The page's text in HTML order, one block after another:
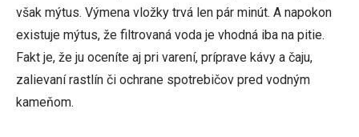
však mýtus. Výmena vložky trvá len pár minút. A napokon
existuje mýtus, že filtrovaná voda je vhodná iba na pitie.
Fakt je, že ju oceníte aj pri varení, príprave kávy a čaju,
zalievaní rastlín či ochrane spotrebičov pred vodným
kameňom.